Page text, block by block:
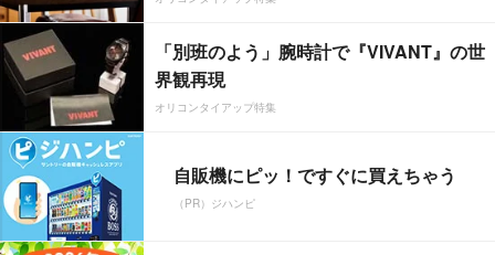
「別班のよう」腕時計で『VIVANT』の世
界観再現
オリコンタイアップ特集
自販機にピッ！ですぐに買えちゃう
（PR）ジハンピ